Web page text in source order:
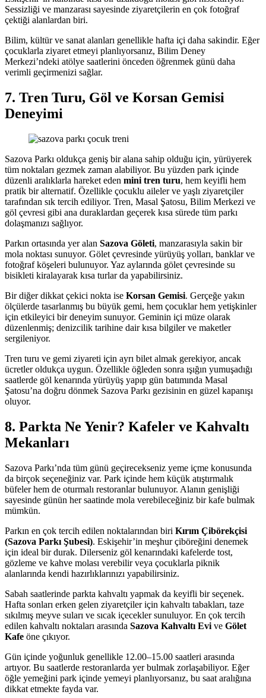
Sessizliği ve manzarası sayesinde ziyaretçilerin en çok fotoğraf
çektiği alanlardan biri.
Bilim, kültür ve sanat alanları genellikle hafta içi daha sakindir. Eğer
çocuklarla ziyaret etmeyi planlıyorsanız, Bilim Deney
Merkezi’ndeki atölye saatlerini önceden öğrenmek günü daha
verimli geçirmenizi sağlar.
7. Tren Turu, Göl ve Korsan Gemisi
Deneyimi
Sazova Parkı oldukça geniş bir alana sahip olduğu için, yürüyerek
tüm noktaları gezmek zaman alabiliyor. Bu yüzden park içinde
düzenli aralıklarla hareket eden mini tren turu, hem keyifli hem
pratik bir alternatif. Özellikle çocuklu aileler ve yaşlı ziyaretçiler
tarafından sık tercih ediliyor. Tren, Masal Şatosu, Bilim Merkezi ve
göl çevresi gibi ana duraklardan geçerek kısa sürede tüm parkı
dolaşmanızı sağlıyor.
Parkın ortasında yer alan Sazova Göleti, manzarasıyla sakin bir
mola noktası sunuyor. Gölet çevresinde yürüyüş yolları, banklar ve
fotoğraf köşeleri bulunuyor. Yaz aylarında gölet çevresinde su
bisikleti kiralayarak kısa turlar da yapabilirsiniz.
Bir diğer dikkat çekici nokta ise Korsan Gemisi. Gerçeğe yakın
ölçülerde tasarlanmış bu büyük gemi, hem çocuklar hem yetişkinler
için etkileyici bir deneyim sunuyor. Geminin içi müze olarak
düzenlenmiş; denizcilik tarihine dair kısa bilgiler ve maketler
sergileniyor.
Tren turu ve gemi ziyareti için ayrı bilet almak gerekiyor, ancak
ücretler oldukça uygun. Özellikle öğleden sonra ışığın yumuşadığı
saatlerde göl kenarında yürüyüş yapıp gün batımında Masal
Şatosu’na doğru dönmek Sazova Parkı gezisinin en güzel kapanışı
oluyor.
8. Parkta Ne Yenir? Kafeler ve Kahvaltı
Mekanları
Sazova Parkı’nda tüm günü geçirecekseniz yeme içme konusunda
da birçok seçeneğiniz var. Park içinde hem küçük atıştırmalık
büfeler hem de oturmalı restoranlar bulunuyor. Alanın genişliği
sayesinde günün her saatinde mola verebileceğiniz bir kafe bulmak
mümkün.
Parkın en çok tercih edilen noktalarından biri Kırım Çibörekçisi
(Sazova Parkı Şubesi). Eskişehir’in meşhur çiböreğini denemek
için ideal bir durak. Dilerseniz göl kenarındaki kafelerde tost,
gözleme ve kahve molası verebilir veya çocuklarla piknik
alanlarında kendi hazırlıklarınızı yapabilirsiniz.
Sabah saatlerinde parkta kahvaltı yapmak da keyifli bir seçenek.
Hafta sonları erken gelen ziyaretçiler için kahvaltı tabakları, taze
sıkılmış meyve suları ve sıcak içecekler sunuluyor. En çok tercih
edilen kahvaltı noktaları arasında Sazova Kahvaltı Evi ve Gölet
Kafe öne çıkıyor.
Gün içinde yoğunluk genellikle 12.00–15.00 saatleri arasında
artıyor. Bu saatlerde restoranlarda yer bulmak zorlaşabiliyor. Eğer
öğle yemeğini park içinde yemeyi planlıyorsanız, bu saat aralığına
dikkat etmekte fayda var.